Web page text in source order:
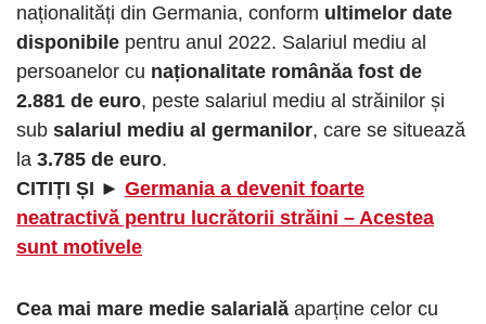
naționalități din Germania, conform ultimelor date
disponibile pentru anul 2022. Salariul mediu al
persoanelor cu naționalitate românăa fost de
2.881 de euro, peste salariul mediu al străinilor și
sub salariul mediu al germanilor, care se situează
la 3.785 de euro.
CITIȚI ȘI ► Germania a devenit foarte
neatractivă pentru lucrătorii străini – Acestea
sunt motivele
Cea mai mare medie salarială aparține celor cu